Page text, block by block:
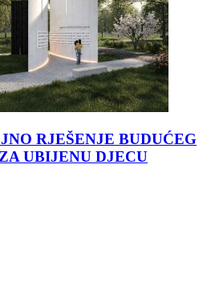
RJEŠENJE BUDUĆEG
UBIJENU DJECU